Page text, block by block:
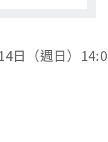
日（週日）